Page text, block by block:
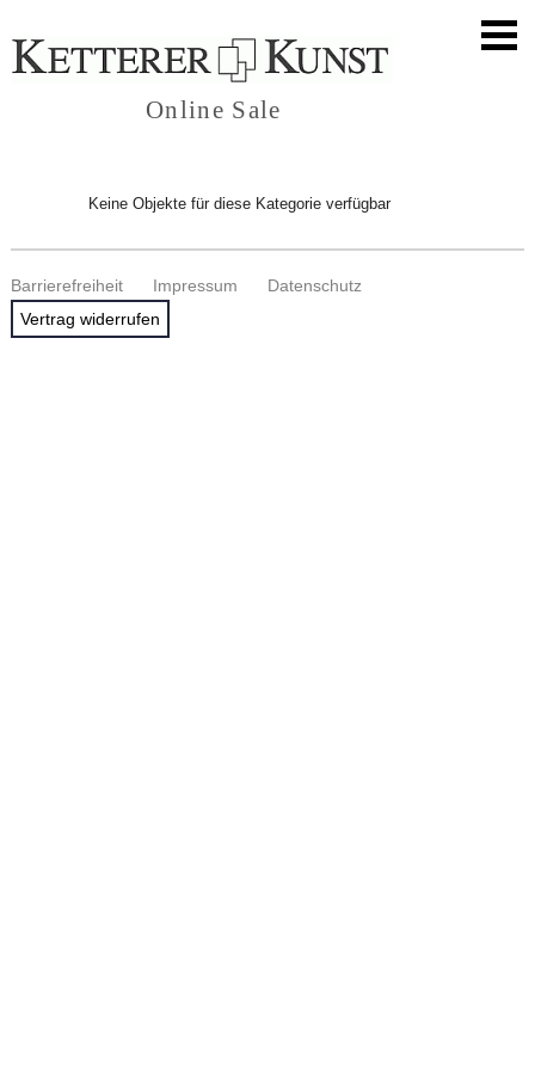
Online Sale
Keine Objekte für diese Kategorie verfügbar
Barrierefreiheit Impressum
Datenschutz
Vertrag widerrufen